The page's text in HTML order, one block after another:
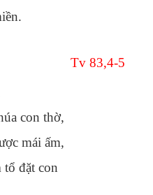
Tv 83,4-5
con thờ,
mái ấm,
tổ đặt con